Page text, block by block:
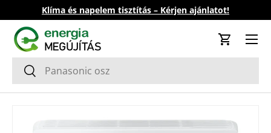
Ugrás a tartalomhoz
Klíma és napelem tisztítás – Kérjen ajánlatot!
Keresés
Keresés
Kosár
Tovább a termék információkhoz